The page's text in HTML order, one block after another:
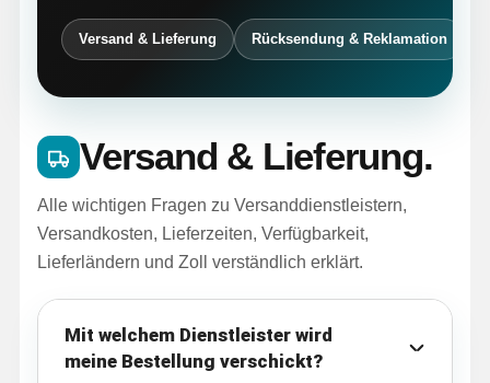
JACKEN
GESCHENKE
MARKEN
BIO-BAUMWOLLE
BADELATSCHEN
Versand & Lieferung Rücksendung & Reklamation
Versand & Lieferung.
Alle wichtigen Fragen zu Versanddienstleistern,
Versandkosten, Lieferzeiten, Verfügbarkeit,
Lieferländern und Zoll verständlich erklärt.
Mit welchem Dienstleister wird
meine Bestellung verschickt?